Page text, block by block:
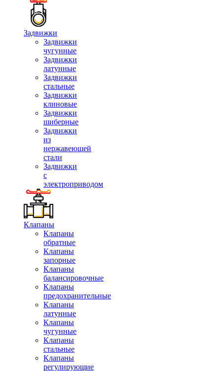
Задвижки
Задвижки
чугунные
Задвижки
латунные
Задвижки
стальные
Задвижки
клиновые
Задвижки
шиберные
Задвижки
из
нержавеющей
стали
Задвижки
с
электроприводом
Клапаны
Клапаны
обратные
Клапаны
запорные
Клапаны
балансировочные
Клапаны
предохранительные
Клапаны
латунные
Клапаны
чугунные
Клапаны
стальные
Клапаны
регулирующие